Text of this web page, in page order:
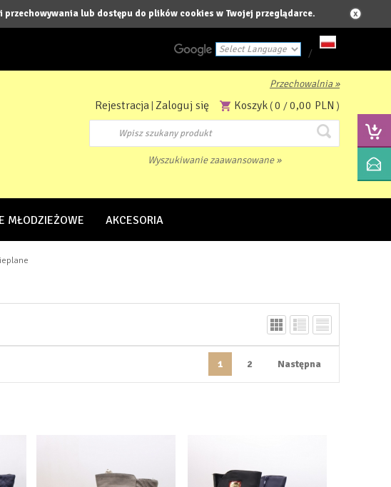
przechowywania lub dostępu do plików cookies w Twojej przeglądarce.
/
Przechowalnia »
Rejestracja Zaloguj się Koszyk (0 /0,00 PLN )
Wyszukiwanie zaawansowane »
MŁODZIEŻOWE AKCESORIA
1 2 Następna